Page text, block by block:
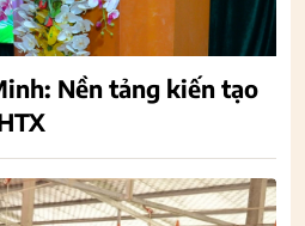
Nền tảng kiến tạo